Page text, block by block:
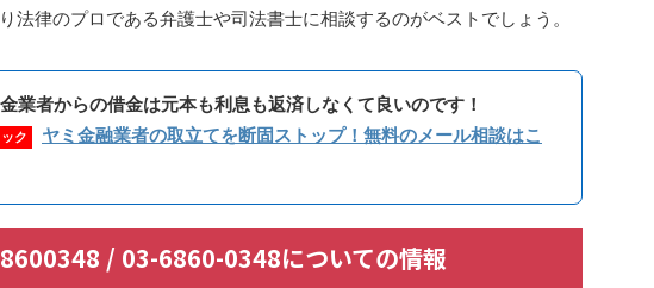
法律のプロである弁護士や司法書士に相談するのがベストでしょう。
業者からの借金は元本も利息も返済しなくて良いのです！
ク
ヤミ金融業者の取立てを断固ストップ！無料のメール相談はこ
/ 03-6860-0348についての情報